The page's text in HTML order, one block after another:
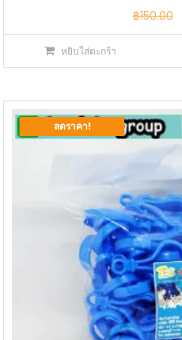
฿150.00
หยิบใส่ตะกร้า
ลดราคา!